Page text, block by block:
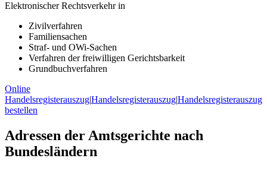
Elektronischer Rechtsverkehr in
Zivilverfahren
Familiensachen
Straf- und OWi-Sachen
Verfahren der freiwilligen Gerichtsbarkeit
Grundbuchverfahren
Online
Handelsregisterauszug|Handelsregisterauszug|Handelsregisterauszug
bestellen
Adressen der Amtsgerichte nach
Bundesländern